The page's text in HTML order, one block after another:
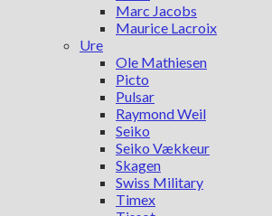
Marc Jacobs
Maurice Lacroix
Ure
Ole Mathiesen
Picto
Pulsar
Raymond Weil
Seiko
Seiko Vækkeur
Skagen
Swiss Military
Timex